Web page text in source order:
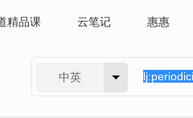
精品课 云笔记 惠惠
中英